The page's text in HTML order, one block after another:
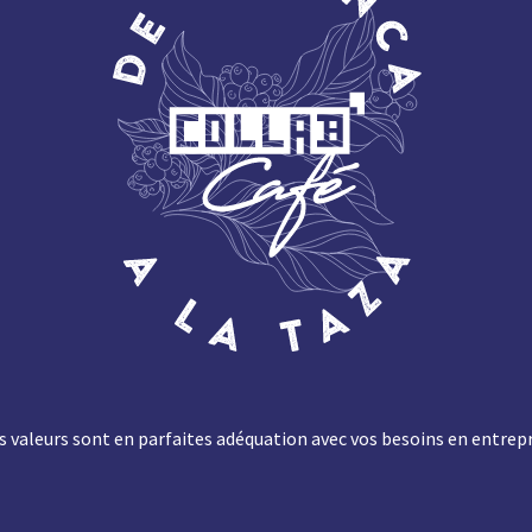
valeurs sont en parfaites adéquation avec vos besoins en